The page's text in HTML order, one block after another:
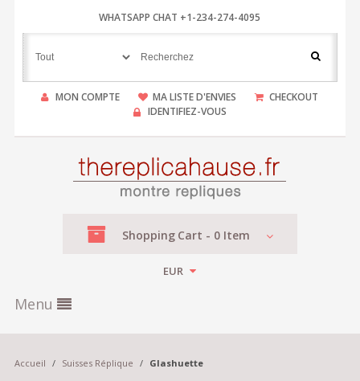
WHATSAPP CHAT +1-234-274-4095
MON COMPTE MA LISTE D'ENVIES
CHECKOUT
IDENTIFIEZ-VOUS
Shopping Cart - 0Item
EUR
Menu
Accueil / Suisses Réplique / Glashuette